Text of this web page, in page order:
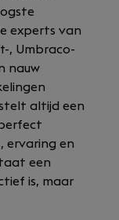
experts van
, Umbraco-
nauw
altijd een
ervaring en
een
is, maar